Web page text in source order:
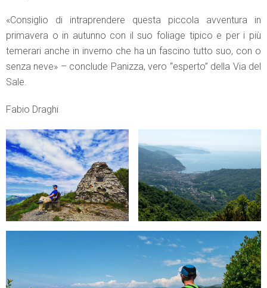
«Consiglio di intraprendere questa piccola avventura in
primavera o in autunno con il suo foliage tipico e per i più
temerari anche in inverno che ha un fascino tutto suo, con o
senza neve» – conclude Panizza, vero “esperto” della Via del
Sale.
Fabio Draghi